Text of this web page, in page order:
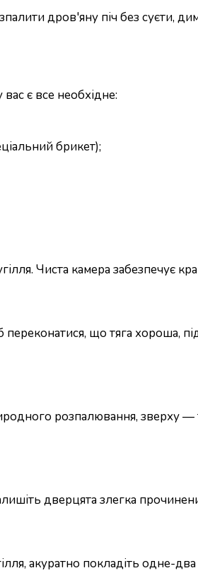
дров'яну піч без суєти,
є все необхідне:
брикет);
Чиста камера забезпечує
що тяга хороша,
розпалювання, зверху —
дверцята злегка
акуратно покладіть